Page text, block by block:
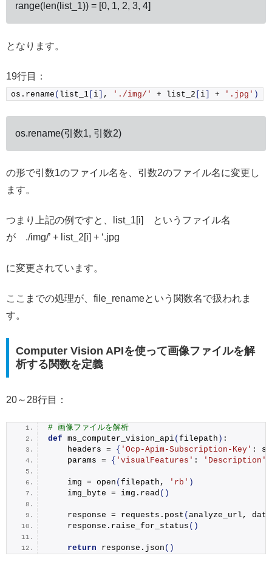
range(len(list_1)) = [0, 1, 2, 3, 4]
となります。
19行目：
os. rename ( list_1 i , './img/' + list_2 i + '.jpg' )
os.rename(引数1, 引数2)
の形で引数1のファイル名を、引数2のファイル名に変更し
ます。
つまり上記の例ですと、list_1[i] というファイル名
が ./img/’ + list_2[i] + ‘.jpg
に変更されています。
ここまでの処理が、file_renameという関数名で扱われま
す。
Computer Vision APIを使って画像ファイルを解
析する関数を定義
20～28行目：
# 画像ファイルを解析
def ms_computer_vision_api( filepath ) :
    headers =
{ 'Ocp-Apim-Subscription-Key' :
    params =
{ 'visualFeatures' : 'Description'
    img =
open ( filepath, 'rb' )
    img_byte = img.
read ()
    response = requests.
post ( analyze_url,
    response.
raise_for_status ()
return response. json ()